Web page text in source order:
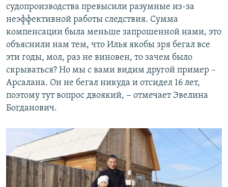
судопроизводства превысили разумные из-за
неэффективной работы следствия. Сумма
компенсации была меньше запрошенной нами, это
объяснили нам тем, что Илья якобы зря бегал все
эти годы, мол, раз не виновен, то зачем было
скрываться? Но мы с вами видим другой пример –
Арсалана. Он не бегал никуда и отсидел 16 лет,
поэтому тут вопрос двоякий, − отмечает Эвелина
Богданович.